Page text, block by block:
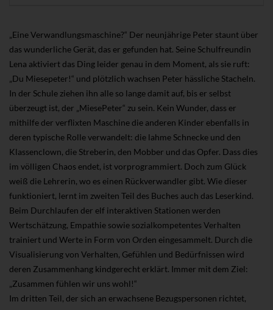
„Eine Verwandlungsmaschine?“ Der neunjährige Peter staunt über
das wunderliche Gerät, das er gefunden hat. Seine Schulfreundin
Lena aktiviert das Ding leider genau in dem Moment, als sie ruft:
„Du Miesepeter!“ und plötzlich wachsen Peter hässliche Stacheln.
In der Schule ziehen ihn alle so lange damit auf, bis er selbst
überzeugt ist, der „MiesePeter“ zu sein. Kein Wunder, dass er
mithilfe der verflixten Maschine die anderen Kinder ebenfalls in
deren typische Rolle verwandelt: die lahme Schnecke und den
Klassenclown, die Streberin, den Mobber und das Opfer. Dass dies
im völligen Chaos endet, ist vorprogrammiert. Doch zum Glück
weiß die Lehrerin, wo es einen Rückverwandler gibt. Wie dieser
funktioniert, lernt im zweiten Teil des Buches auch das Leserkind.
Beim Durchlaufen der elf interaktiven Stationen werden
Wertschätzung, Empathie sowie sozialkompetentes Verhalten
trainiert und Werte in Form von Orden eingesammelt. Durch die
Visualisierung von Verhalten, Gefühlen und Bedürfnissen wird
deren Zusammenhang kindgerecht erklärt. Immer mit dem Ziel:
„Zusammen fühlen wir uns wohl!“
Im dritten Teil, der sich an erwachsene Bezugspersonen richtet,